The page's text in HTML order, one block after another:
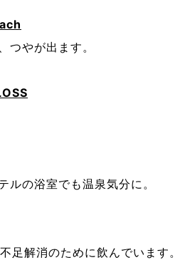
つやが出ます。
ルの浴室でも温泉気分に。
足解消のために飲んでいます。